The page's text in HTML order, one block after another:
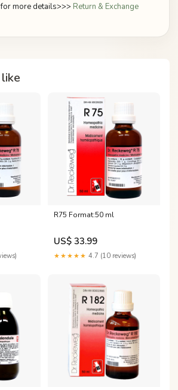
more details>>> Return & Exchange
R75 Format:50 ml
US$ 33.99
★★★★★ 4.7 (10 reviews)